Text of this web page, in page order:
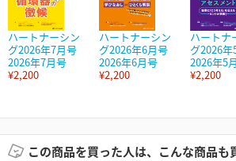
ハートナーシン
グ2026年7月号
2026年7月号
¥2,200
ハートナーシン
グ2026年6月号
2026年6月号
¥2,200
ハートナ
グ2026
2026年5
¥2,200
この商品を買った人は、こんな商品も